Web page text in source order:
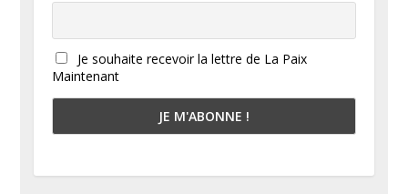
Je souhaite recevoir la lettre de La Paix
Maintenant